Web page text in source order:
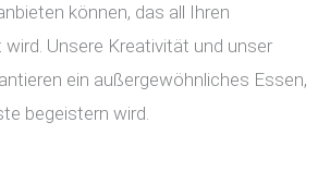
können, das all Ihren
Unsere Kreativität und unser
ein außergewöhnliches Essen,
begeistern wird.